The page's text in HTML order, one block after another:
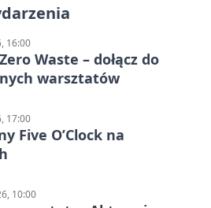
16:00
Waste – dołącz do
warsztatów
17:00
Five O’Clock na
10:00